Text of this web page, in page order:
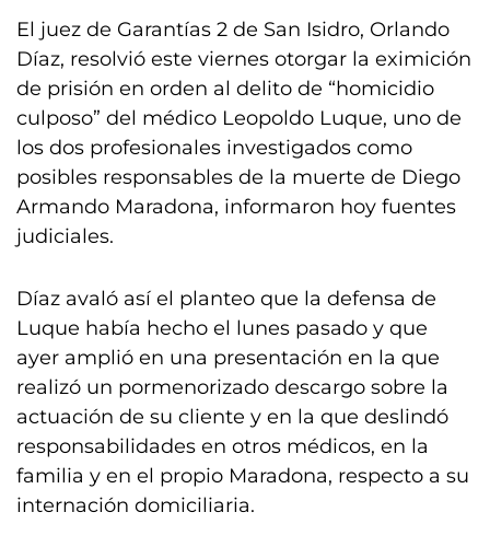
El juez de Garantías 2 de San Isidro, Orlando
Díaz, resolvió este viernes otorgar la eximición
de prisión en orden al delito de “homicidio
culposo” del médico Leopoldo Luque, uno de
los dos profesionales investigados como
posibles responsables de la muerte de Diego
Armando Maradona, informaron hoy fuentes
judiciales.
Díaz avaló así el planteo que la defensa de
Luque había hecho el lunes pasado y que
ayer amplió en una presentación en la que
realizó un pormenorizado descargo sobre la
actuación de su cliente y en la que deslindó
responsabilidades en otros médicos, en la
familia y en el propio Maradona, respecto a su
internación domiciliaria.